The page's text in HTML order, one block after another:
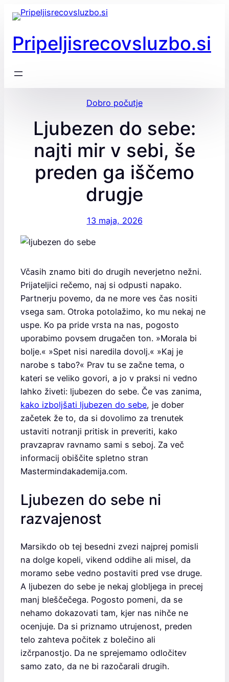
Preskoči
na
vsebino
Pripeljisrecovsluzbo.si
Dobro počutje
Ljubezen do sebe:
najti mir v sebi, še
preden ga iščemo
drugje
13 maja, 2026
Včasih znamo biti do drugih neverjetno nežni.
Prijateljici rečemo, naj si odpusti napako.
Partnerju povemo, da ne more ves čas nositi
vsega sam. Otroka potolažimo, ko mu nekaj ne
uspe. Ko pa pride vrsta na nas, pogosto
uporabimo povsem drugačen ton. »Morala bi
bolje.« »Spet nisi naredila dovolj.« »Kaj je
narobe s tabo?« Prav tu se začne tema, o
kateri se veliko govori, a jo v praksi ni vedno
lahko živeti: ljubezen do sebe. Če vas zanima,
kako izboljšati ljubezen do sebe, je dober
začetek že to, da si dovolimo za trenutek
ustaviti notranji pritisk in preveriti, kako
pravzaprav ravnamo sami s seboj. Za več
informacij obiščite spletno stran
Mastermindakademija.com.
Ljubezen do sebe ni
razvajenost
Marsikdo ob tej besedni zvezi najprej pomisli
na dolge kopeli, vikend oddihe ali misel, da
moramo sebe vedno postaviti pred vse druge.
A ljubezen do sebe je nekaj globljega in precej
manj bleščečega. Pogosto pomeni, da se
nehamo dokazovati tam, kjer nas nihče ne
ocenjuje. Da si priznamo utrujenost, preden
telo zahteva počitek z bolečino ali
izčrpanostjo. Da ne sprejemamo odločitev
samo zato, da ne bi razočarali drugih.